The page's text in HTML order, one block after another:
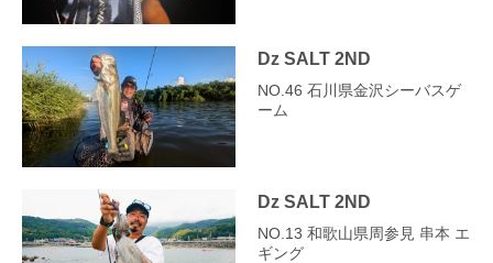
Dz SALT 2ND
NO.46 石川県金沢シーバスゲ
ーム
Dz SALT 2ND
NO.13 和歌山県周参見 串本 エ
ギング